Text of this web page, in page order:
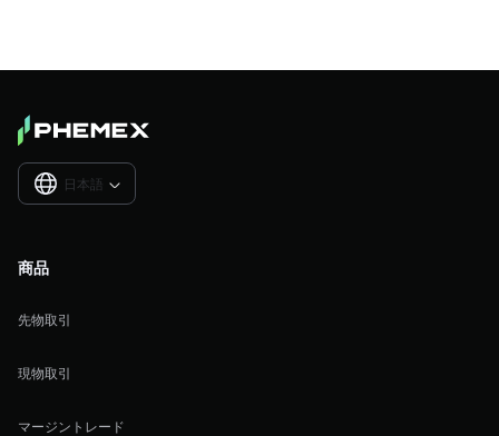
日本語 
商品
先物取引
現物取引
マージントレード